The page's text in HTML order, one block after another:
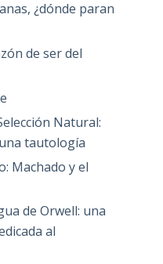
¿dónde paran
de ser del
Natural:
tautología
Machado y el
de Orwell: una
al